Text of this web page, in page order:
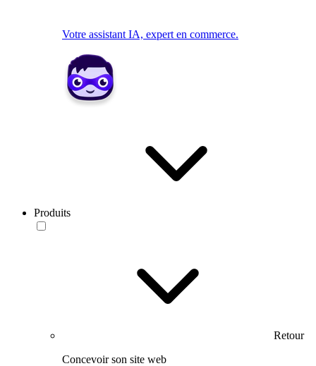
Votre assistant IA, expert en commerce.
Produits
Retour
Concevoir son site web